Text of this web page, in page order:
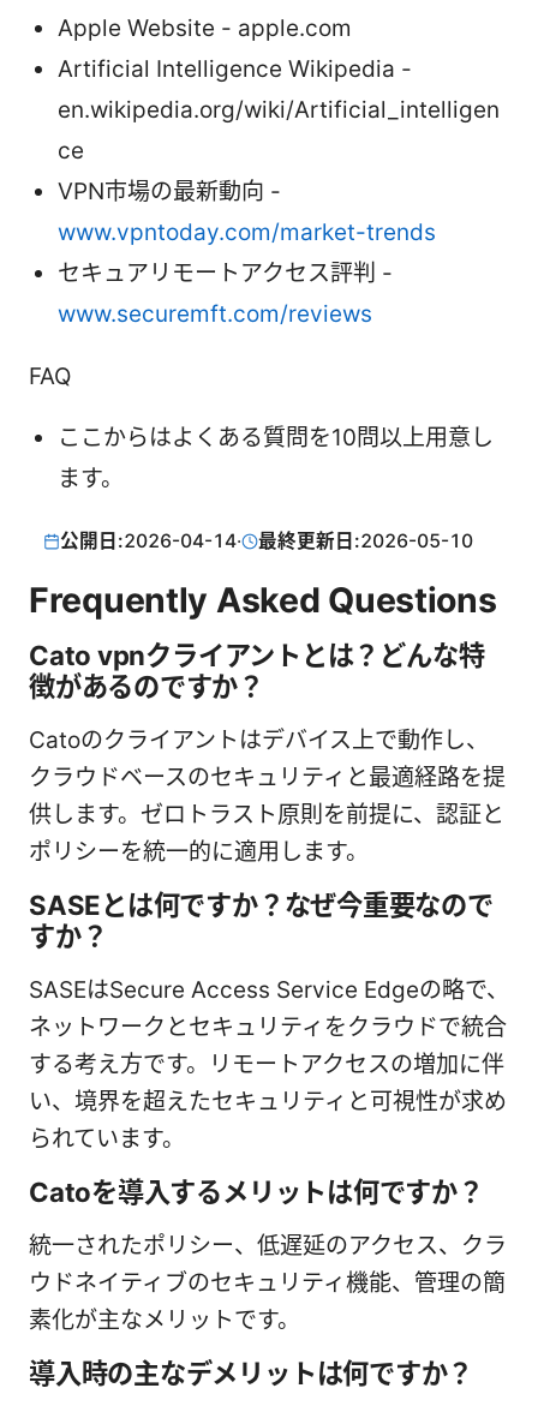
Apple Website - apple.com
Artificial Intelligence Wikipedia -
en.wikipedia.org/wiki/Artificial_intelligen
ce
VPN市場の最新動向 -
www.vpntoday.com/market-trends
セキュアリモートアクセス評判 -
www.securemft.com/reviews
FAQ
ここからはよくある質問を10問以上用意し
ます。
公開日:2026-04-14· 最終更新日:2026-05-10
Frequently Asked Questions
Cato vpnクライアントとは？どんな特
徴があるのですか？
Catoのクライアントはデバイス上で動作し、
クラウドベースのセキュリティと最適経路を提
供します。ゼロトラスト原則を前提に、認証と
ポリシーを統一的に適用します。
SASEとは何ですか？なぜ今重要なので
すか？
SASEはSecure Access Service Edgeの略で、
ネットワークとセキュリティをクラウドで統合
する考え方です。リモートアクセスの増加に伴
い、境界を超えたセキュリティと可視性が求め
られています。
Catoを導入するメリットは何ですか？
統一されたポリシー、低遅延のアクセス、クラ
ウドネイティブのセキュリティ機能、管理の簡
素化が主なメリットです。
導入時の主なデメリットは何ですか？